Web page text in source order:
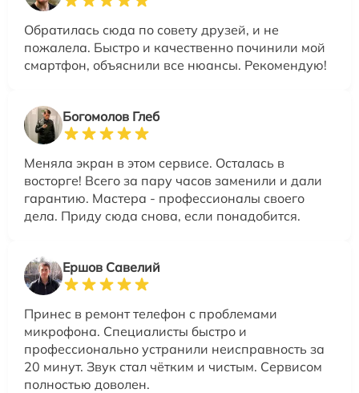
Обратилась сюда по совету друзей, и не
пожалела. Быстро и качественно починили мой
смартфон, объяснили все нюансы. Рекомендую!
Богомолов Глеб
Меняла экран в этом сервисе. Осталась в
восторге! Всего за пару часов заменили и дали
гарантию. Мастера - профессионалы своего
дела. Приду сюда снова, если понадобится.
Ершов Савелий
Принес в ремонт телефон с проблемами
микрофона. Специалисты быстро и
профессионально устранили неисправность за
20 минут. Звук стал чётким и чистым. Сервисом
полностью доволен.